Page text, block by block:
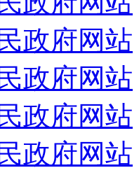
政府网站
政府网站
政府网站
政府网站